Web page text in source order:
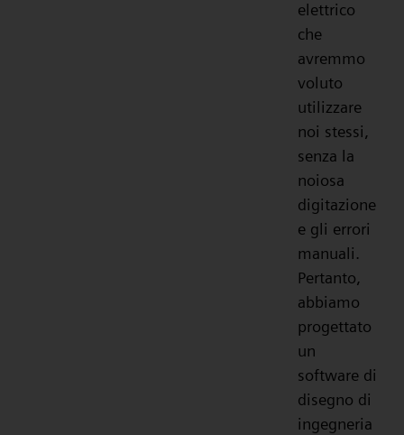
elettrico
che
avremmo
voluto
utilizzare
noi stessi,
senza la
noiosa
digitazione
e gli errori
manuali.
Pertanto,
abbiamo
progettato
un
software di
disegno di
ingegneria